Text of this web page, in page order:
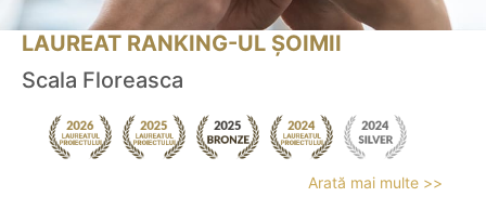
LAUREAT RANKING-UL ȘOIMII
Scala Floreasca
Arată mai multe >>